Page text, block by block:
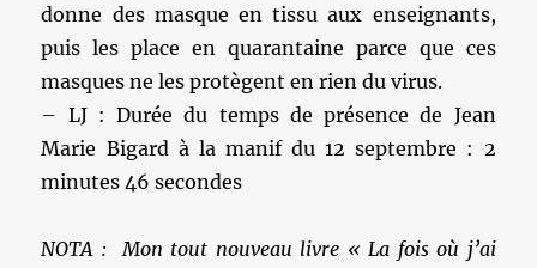
donne des masque en tissu aux enseignants,
puis les place en quarantaine parce que ces
masques ne les protègent en rien du virus.
– LJ : Durée du temps de présence de Jean
Marie Bigard à la manif du 12 septembre : 2
minutes 46 secondes
NOTA : Mon tout nouveau livre « La fois où j’ai